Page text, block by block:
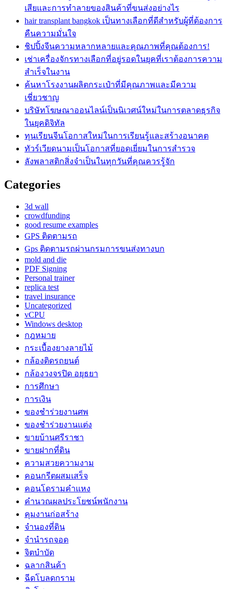
เสียและการทำลายของสินค้าที่ขนส่งอย่างไร
hair transplant bangkok เป็นทางเลือกที่ดีสำหรับผู้ที่ต้องการ
คืนความมั่นใจ
ชิปปิ้งจีนความหลากหลายและคุณภาพที่คุณต้องการ!
เช่าเครื่องจักรทางเลือกที่อยู่รอดในยุคที่เราต้องการความ
สำเร็จในงาน
ค้นหาโรงงานผลิตกระเป๋าที่มีคุณภาพและมีความ
เชี่ยวชาญ
บริษัทโฆษณาออนไลน์เป็นนิเวศน์ใหม่ในการตลาดธุรกิจ
ในยุคดิจิทัล
ทุนเรียนจีนโอกาสใหม่ในการเรียนรู้และสร้างอนาคต
ทัวร์เวียดนามเป็นโอกาสที่ยอดเยี่ยมในการสำรวจ
ลังพลาสติกสิ่งจำเป็นในทุกวันที่คุณควรรู้จัก
Categories
3d wall
crowdfunding
good resume examples
GPS ติดตามรถ
Gps ติดตามรถผ่านกรมการขนส่งทางบก
mold and die
PDF Signing
Personal trainer
replica test
travel insurance
Uncategorized
vCPU
Windows desktop
กฎหมาย
กระเบื้องยางลายไม้
กล้องติดรถยนต์
กล้องวงจรปิด อยุธยา
การศึกษา
การเงิน
ของชำร่วยงานศพ
ของชำร่วยงานแต่ง
ขายบ้านศรีราชา
ขายฝากที่ดิน
ความสวยความงาม
คอนกรีตผสมเสร็จ
คอนโดรามคำแหง
คำนวณผลประโยชน์พนักงาน
คุมงานก่อสร้าง
จำนองที่ดิน
จำนำรถจอด
จิตบำบัด
ฉลากสินค้า
ฉีดโบลดกราม